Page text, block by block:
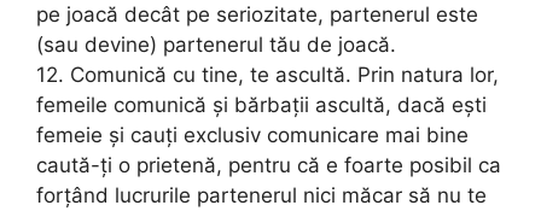
pe joacă decât pe seriozitate, partenerul este
(sau devine) partenerul tău de joacă.
12. Comunică cu tine, te ascultă. Prin natura lor,
femeile comunică și bărbații ascultă, dacă ești
femeie și cauți exclusiv comunicare mai bine
caută-ți o prietenă, pentru că e foarte posibil ca
forțând lucrurile partenerul nici măcar să nu te